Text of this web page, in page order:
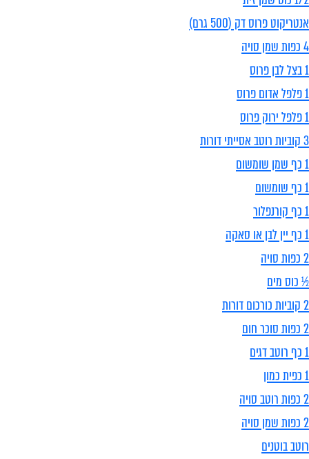
אנטריקוט פרוס דק (500 גרם)
4 כפות שמן סויה
1 בצל לבן פרוס
1 פלפל אדום פרוס
1 פלפל ירוק פרוס
3 קוביות רוטב אסייתי דורות
1 כף שמן שומשום
1 כף שומשום
1 כף קורנפלור
1 כף יין לבן או סאקה
2 כפות סויה
½ כוס מים
2 קוביות כורכום דורות
2 כפות סוכר חום
1 כף רוטב דגים
1 כפית כמון
2 כפות רוטב סויה
2 כפות שמן סויה
רוטב בוטנים